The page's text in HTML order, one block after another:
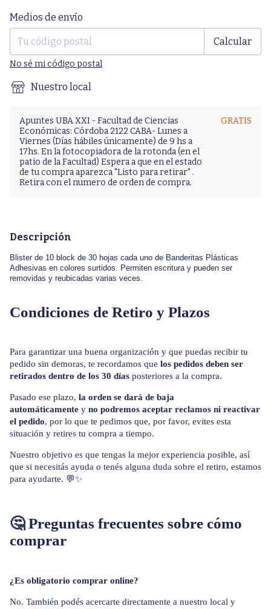
Entregas para el CP:
Medios de envío
Calcular
No sé mi código postal
Nuestro local
Apuntes UBA XXI - Facultad de Ciencias
Económicas: Córdoba 2122 CABA- Lunes a
Viernes (Días hábiles únicamente) de 9 hs a
17hs. En la fotocopiadora de la rotonda (en el
patio de la Facultad) Espera a que en el estado
de tu compra aparezca "Listo para retirar" .
Retira con el numero de orden de compra.
GRATIS
Descripción
Blister de 10 block de 30 hojas cada uno de Banderitas Plásticas
Adhesivas en colores surtidos. Permiten escritura y pueden ser
removidas y reubicadas varias veces.
Condiciones de Retiro y Plazos
Para garantizar una buena organización y que puedas recibir tu
pedido sin demoras, te recordamos que los pedidos deben ser
retirados dentro de los 30 días posteriores a la compra.
Pasado ese plazo, la orden se dará de baja
automáticamente y no podremos aceptar reclamos ni reactivar
el pedido, por lo que te pedimos que, por favor, evites esta
situación y retires tu compra a tiempo.
Nuestro objetivo es que tengas la mejor experiencia posible, así
que si necesitás ayuda o tenés alguna duda sobre el retiro, estamos
para ayudarte. 💬✨
🤔 Preguntas frecuentes sobre cómo
comprar
¿Es obligatorio comprar online?
No. También podés acercarte directamente a nuestro local y